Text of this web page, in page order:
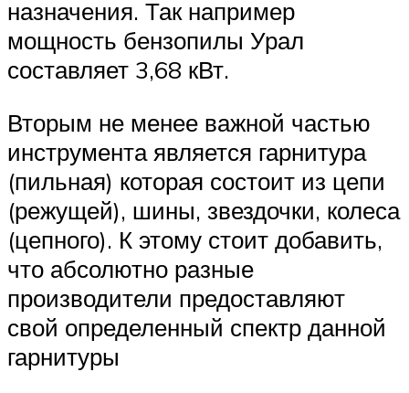
назначения. Так например
мощность бензопилы Урал
составляет 3,68 кВт.
Вторым не менее важной частью
инструмента является гарнитура
(пильная) которая состоит из цепи
(режущей), шины, звездочки, колеса
(цепного). К этому стоит добавить,
что абсолютно разные
производители предоставляют
свой определенный спектр данной
гарнитуры